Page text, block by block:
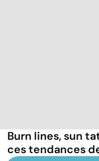
Burn lines, sun
ces tendances